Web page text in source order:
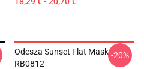
Odesza Sunset Flat Mask
RB0812
-20%